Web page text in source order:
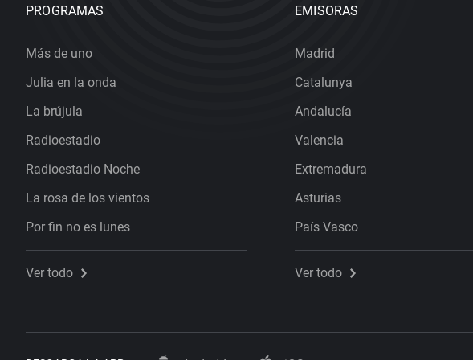
PROGRAMAS
Más de uno
Julia en la onda
La brújula
Radioestadio
Radioestadio Noche
La rosa de los vientos
Por fin no es lunes
Ver todo
EMISORAS
Madrid
Catalunya
Andalucía
Valencia
Extremadura
Asturias
País Vasco
Ver todo